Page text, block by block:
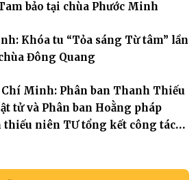
hạt giống thiện l
bảo tại chùa Phước Minh
Khóa tu “Tỏa sáng Từ tâm” lần
Đông Quang
Chí Minh: Phân ban Thanh Thiếu
tử và Phân ban Hoằng pháp
thiếu niên TƯ tổng kết công tác